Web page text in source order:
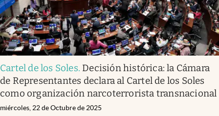
Cartel de los Soles. Decisión histórica: la Cámara
de Representantes declara al Cartel de los Soles
como organización narcoterrorista transnacional
miércoles, 22 de Octubre de 2025